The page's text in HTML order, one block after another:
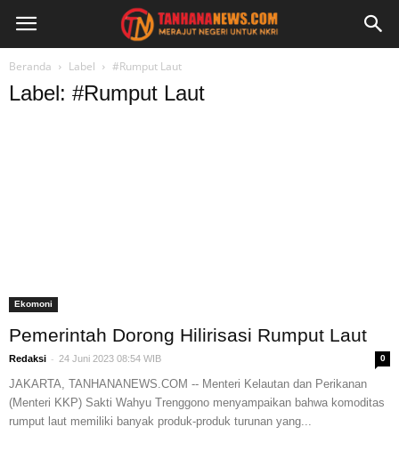
Beranda Label #Rumput Laut
Label: #Rumput Laut
Ekomoni
Pemerintah Dorong Hilirisasi Rumput Laut
Redaksi - 24 Juni 2023 08:54 WIB 0
JAKARTA, TANHANANEWS.COM -- Menteri Kelautan dan Perikanan
(Menteri KKP) Sakti Wahyu Trenggono menyampaikan bahwa komoditas
rumput laut memiliki banyak produk-produk turunan yang...